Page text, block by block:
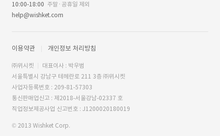
10:00-18:00 주말·공휴일 제외
help@wishket.com
이용약관 개인정보 처리방침
㈜위시켓
대표이사 : 박우범
서울특별시 강남구 테헤란로 211 3층 ㈜위시켓
사업자등록번호 : 209-81-57303
통신판매업신고 : 제2018-서울강남-02337 호
직업정보제공사업 신고번호 : J1200020180019
© 2013 Wishket Corp.